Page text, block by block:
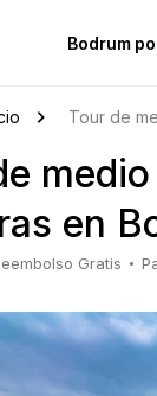
Bodrum
Tour de
en
Gratis